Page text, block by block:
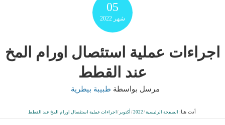
05
شهر 2022
اجراءات عملية استئصال اورام المخ
عند القطط
مرسل بواسطة طبيبة بيطرية
أنت هنا: الصفحة الرئيسية/
2022
/ أكتوبر /اجراءات عملية استئصال اورام المخ عند القطط